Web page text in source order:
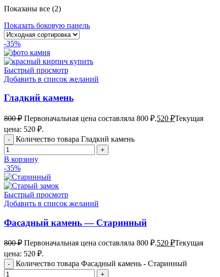
Показаны все (2)
Показать боковую панель
-35%
Быстрый просмотр
Добавить в список желаний
Гладкий камень
800₽ Первоначальная цена составляла 800 ₽.520 ₽Текущая
цена: 520 ₽.
Количество товара Гладкий камень
В корзину
-35%
Быстрый просмотр
Добавить в список желаний
Фасадный камень — Старинный
800₽ Первоначальная цена составляла 800 ₽.520 ₽Текущая
цена: 520 ₽.
Количество товара Фасадный камень - Старинный